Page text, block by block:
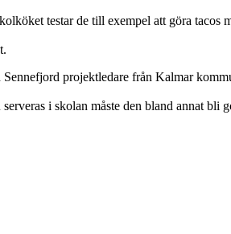
testar de till exempel att göra tacos
projektledare från Kalmar
i skolan måste den bland annat bli